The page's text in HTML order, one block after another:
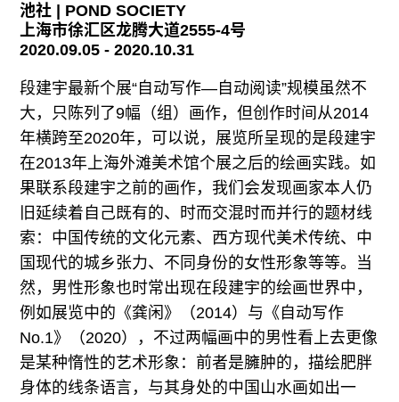
联系我们
池社 | POND SOCIETY
上海市徐汇区龙腾大道2555-4号
2020.09.05 - 2020.10.31
段建宇最新个展“自动写作—自动阅读”规模虽然不
大，只陈列了9幅（组）画作，但创作时间从2014
年横跨至2020年，可以说，展览所呈现的是段建宇
在2013年上海外滩美术馆个展之后的绘画实践。如
果联系段建宇之前的画作，我们会发现画家本人仍
旧延续着自己既有的、时而交混时而并行的题材线
索：中国传统的文化元素、西方现代美术传统、中
国现代的城乡张力、不同身份的女性形象等等。当
然，男性形象也时常出现在段建宇的绘画世界中，
例如展览中的《龚闲》（2014）与《自动写作
No.1》（2020），不过两幅画中的男性看上去更像
是某种惰性的艺术形象：前者是臃肿的，描绘肥胖
身体的线条语言，与其身处的中国山水画如出一